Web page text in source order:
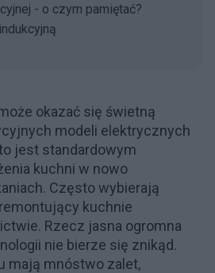
- o czym pamiętać?
okazać się świetną
modeli elektrycznych
jest standardowym
kuchni w nowo
Często wybierają
kuchnie
Rzecz jasna ogromna
nie bierze się znikąd.
mają mnóstwo zalet,